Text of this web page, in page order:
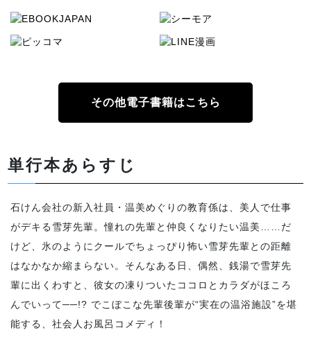
その他電子書籍はこちら
単行本あらすじ
石けん会社の新入社員・温美めぐりの教育係は、美人で仕事
がデキる雪芽先輩。憧れの先輩と仲良くなりたい温美……だ
けど、氷のようにクールでちょっぴり怖い雪芽先輩との距離
はなかなか縮まらない。そんなある日、偶然、銭湯で雪芽先
輩に出くわすと、彼女の凍りついたココロとカラダがほころ
んでいって──!? でこぼこな先輩後輩が“実在の温浴施設”を堪
能する、社会人お風呂コメディ！